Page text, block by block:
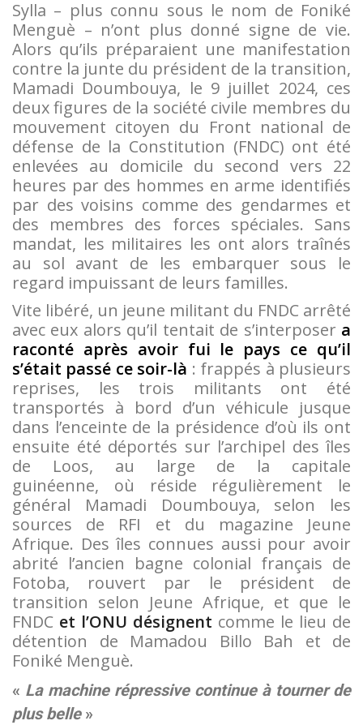
Sylla – plus connu sous le nom de Foniké
Menguè – n’ont plus donné signe de vie.
Alors qu’ils préparaient une manifestation
contre la junte du président de la transition,
Mamadi Doumbouya, le 9 juillet 2024, ces
deux figures de la société civile membres du
mouvement citoyen du Front national de
défense de la Constitution (FNDC) ont été
enlevées au domicile du second vers 22
heures par des hommes en arme identifiés
par des voisins comme des gendarmes et
des membres des forces spéciales. Sans
mandat, les militaires les ont alors traînés
au sol avant de les embarquer sous le
regard impuissant de leurs familles.
Vite libéré, un jeune militant du FNDC arrêté
avec eux alors qu’il tentait de s’interposer a
raconté après avoir fui le pays ce qu’il
s’était passé ce soir-là : frappés à plusieurs
reprises, les trois militants ont été
transportés à bord d’un véhicule jusque
dans l’enceinte de la présidence d’où ils ont
ensuite été déportés sur l’archipel des îles
de Loos, au large de la capitale
guinéenne, où réside régulièrement le
général Mamadi Doumbouya, selon les
sources de RFI et du magazine Jeune
Afrique. Des îles connues aussi pour avoir
abrité l’ancien bagne colonial français de
Fotoba, rouvert par le président de
transition selon Jeune Afrique, et que le
FNDC et l’ONU désignent comme le lieu de
détention de Mamadou Billo Bah et de
Foniké Menguè.
« La machine répressive continue à tourner de
plus belle »